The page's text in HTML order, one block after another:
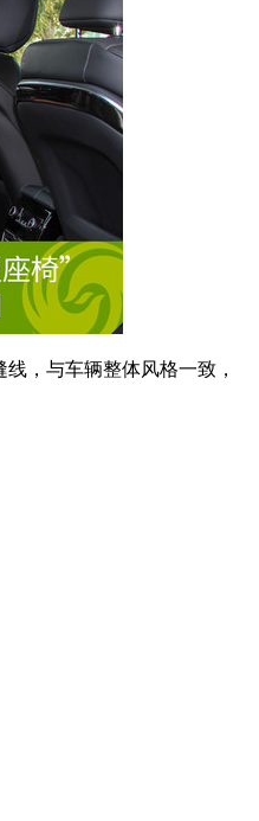
，与车辆整体风格一致，